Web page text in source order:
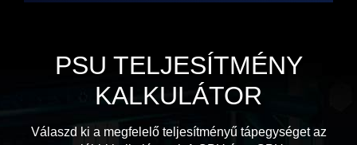
PSU TELJESÍTMÉNY
KALKULÁTOR​
Válaszd ki a megfelelő teljesítményű tápegységet az